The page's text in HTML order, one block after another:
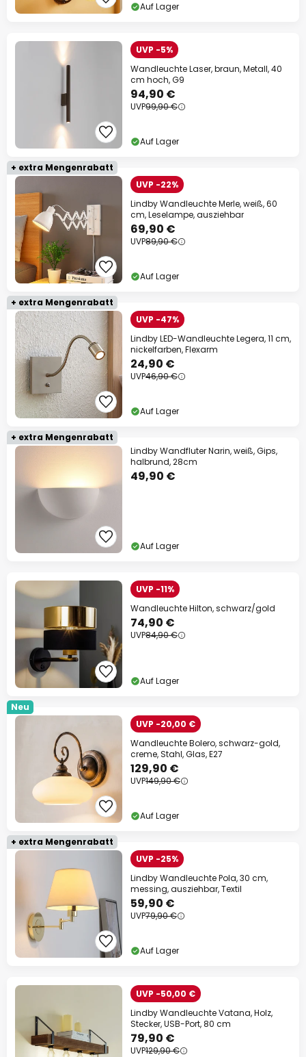
Auf Lager
UVP -5%
Wandleuchte Laser, braun, Metall, 40
cm hoch, G9
94,90 €
UVP99,90 €
Auf Lager
+ extra Mengenrabatt
UVP -22%
Lindby Wandleuchte Merle, weiß, 60
cm, Leselampe, ausziehbar
69,90 €
UVP89,90 €
Auf Lager
+ extra Mengenrabatt
UVP -47%
Lindby LED-Wandleuchte Legera, 11 cm,
nickelfarben, Flexarm
24,90 €
UVP46,90 €
Auf Lager
+ extra Mengenrabatt
Lindby Wandfluter Narin, weiß, Gips,
halbrund, 28cm
49,90 €
Auf Lager
UVP -11%
Wandleuchte Hilton, schwarz/gold
74,90 €
UVP84,90 €
Auf Lager
Neu
UVP -20,00 €
Wandleuchte Bolero, schwarz-gold,
creme, Stahl, Glas, E27
129,90 €
UVP149,90 €
Auf Lager
+ extra Mengenrabatt
UVP -25%
Lindby Wandleuchte Pola, 30 cm,
messing, ausziehbar, Textil
59,90 €
UVP79,90 €
Auf Lager
UVP -50,00 €
Lindby Wandleuchte Vatana, Holz,
Stecker, USB-Port, 80 cm
79,90 €
UVP129,90 €